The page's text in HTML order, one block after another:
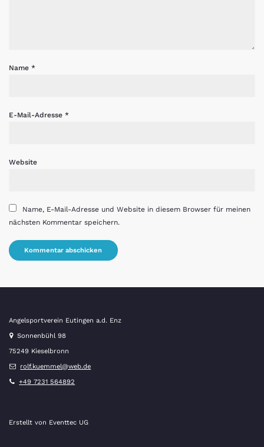
Name *
E-Mail-Adresse *
Website
Name, E-Mail-Adresse und Website in diesem Browser für meinen
nächsten Kommentar speichern.
Angelsportverein Eutingen a.d. Enz
Sonnenbühl 98
75249 Kieselbronn
rolf.kuemmel@web.de
+49 7231 564892
Erstellt von Eventtec UG